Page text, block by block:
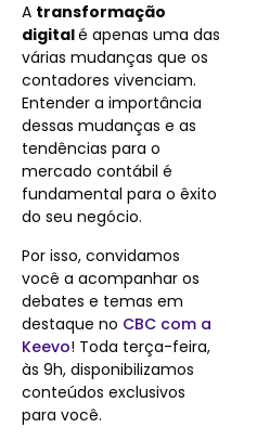
A transformação
digitalé apenas uma das
várias mudanças que os
contadores vivenciam.
Entender a importância
dessas mudanças e as
tendências para o
mercado contábil é
fundamental para o êxito
do seu negócio.
Por isso, convidamos
você a acompanhar os
debates e temas em
destaque no CBC com a
Keevo! Toda terça-feira,
às 9h, disponibilizamos
conteúdos exclusivos
para você.